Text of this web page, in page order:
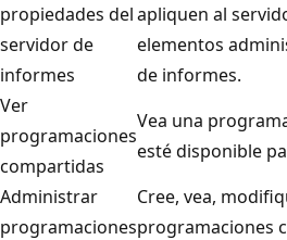
propiedades del
servidor de
informes
apliquen al
elementos
de informes.
Ver
programaciones
compartidas
Vea una
esté disponible
Administrar
programaciones
Cree, vea,
programaciones